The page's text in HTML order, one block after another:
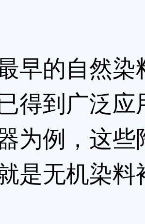
的自然染
得到广泛
为例，这
是无机染